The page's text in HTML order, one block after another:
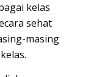
kelas
sehat
masing